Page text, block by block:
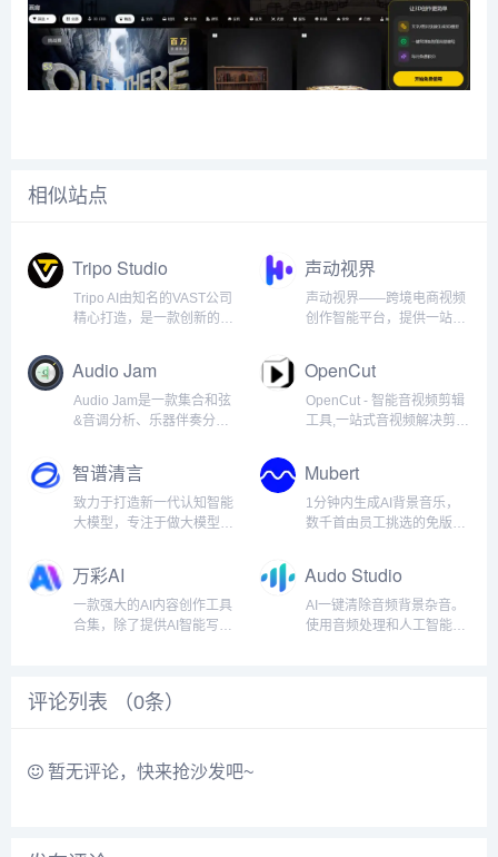
相似站点
Tripo Studio
Tripo AI由知名的VAST公司
精心打造，是一款创新的在
迅速地在数秒内输出高质
量、即用的3D模型。Tripo
AI极大地简化了3D模型的创
声动视界
声动视界——跨境电商视频
创作智能平台，提供一站式
译、AI语音合成、口型同
步、视频换脸及大模型驱动
创作，高效批量完成视频真
Audio Jam
Audio Jam是一款集合和弦
&音调分析、乐器伴奏分
地提高扒谱效率以及练习效
率。...
OpenCut
OpenCut - 智能音视频剪辑
工具,一站式音视频解决剪辑
都游刃有余。...
智谱清言
致力于打造新一代认知智能
大模型，专注于做大模型的
训练模型GLM-130B，并基
于此推出对话模型
ChatGLM，开源单卡版模型
Mubert
1分钟内生成AI背景音乐，
数千首由员工挑选的免版税
内容。...
万彩AI
一款强大的AI内容创作工具
合集，除了提供AI智能写作
功能，进一步扩展了AI的创
Audo Studio
AI一键清除音频背景杂音。
使用音频处理和人工智能的
评论列表 （0条）
暂无评论，快来抢沙发吧~